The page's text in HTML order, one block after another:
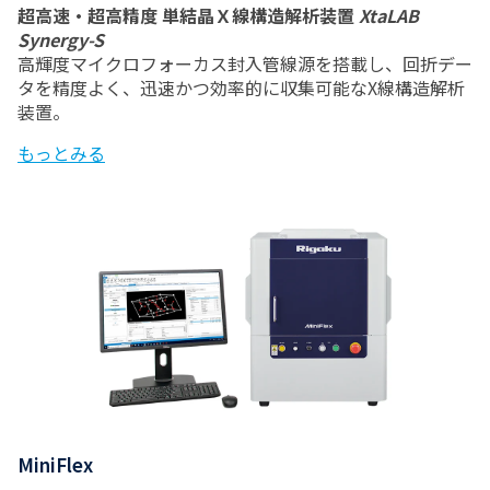
超高速・超高精度 単結晶Ｘ線構造解析装置 XtaLAB
Synergy-S
高輝度マイクロフォーカス封入管線源を搭載し、回折デー
タを精度よく、迅速かつ効率的に収集可能なX線構造解析
装置。
もっとみる
MiniFlex